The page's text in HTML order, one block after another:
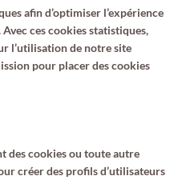
afin d’optimiser l’expérience
ces cookies statistiques,
l’utilisation de notre site
pour placer des cookies
des cookies ou toute autre
créer des profils d’utilisateurs